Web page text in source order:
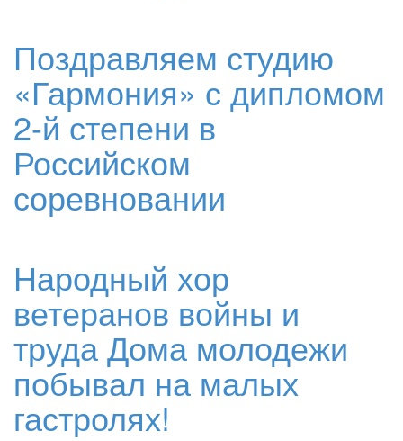
Поздравляем студию
«Гармония» с дипломом
2-й степени в
Российском
соревновании
Народный хор
ветеранов войны и
труда Дома молодежи
побывал на малых
гастролях!